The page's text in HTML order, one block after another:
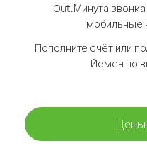
Out.Минута
мобильные
Пополните счёт или
Йемен по
Цены